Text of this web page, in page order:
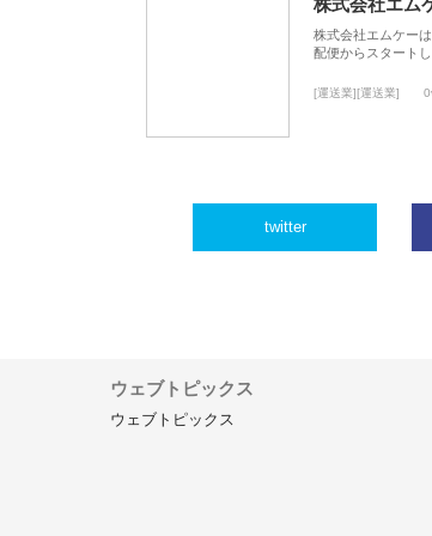
株式会社エム
株式会社エムケー
配便からスタート
[運送業][運送業]
twitter
ウェブトピックス
ウェブトピックス